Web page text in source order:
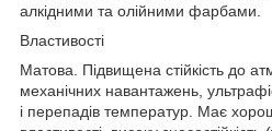
алкідними та олійними фарбами.
Властивості
Матова. Підвищена стійкість до
механічних навантажень,
і перепадів температур. Має